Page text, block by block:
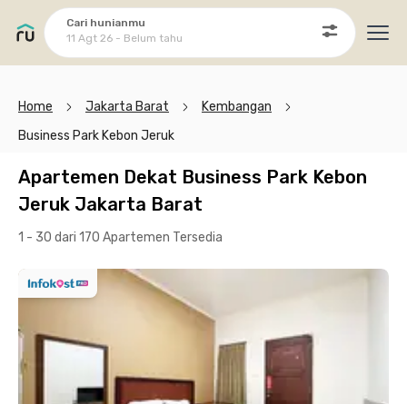
Cari hunianmu
11 Agt 26 - Belum tahu
Home Jakarta Barat
Kembangan
Business Park Kebon Jeruk
Apartemen Dekat Business Park Kebon
Jeruk Jakarta Barat
1 - 30 dari 170 Apartemen Tersedia